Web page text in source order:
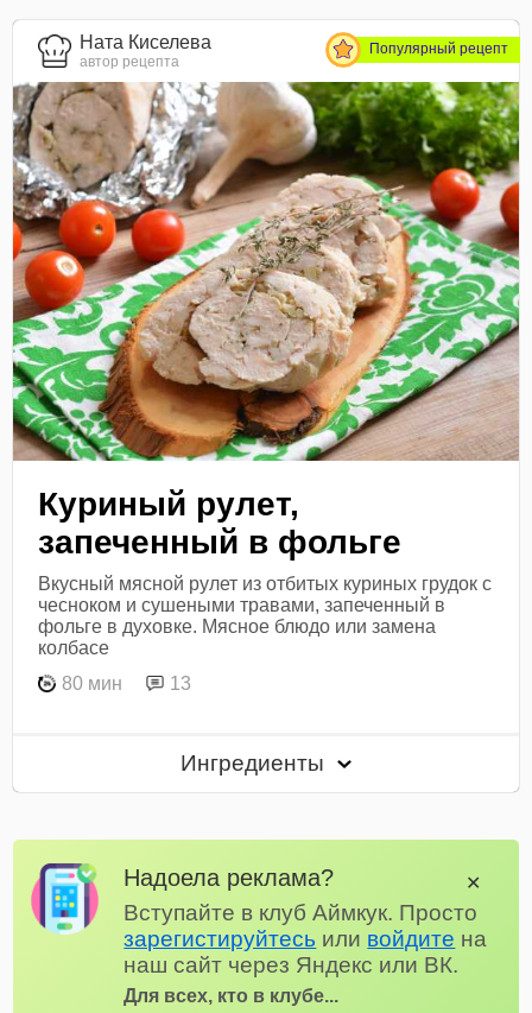
Ната Киселева
автор рецепта
Популярный рецепт
Куриный рулет,
запеченный в фольге
Вкусный мясной рулет из отбитых куриных грудок с
чесноком и сушеными травами, запеченный в
фольге в духовке. Мясное блюдо или замена
колбасе
80 мин
13
Ингредиенты
Надоела реклама?
Вступайте в клуб Аймкук. Просто
зарегистируйтесь или войдите на
наш сайт через Яндекс или ВК.
Для всех, кто в клубе...
✕